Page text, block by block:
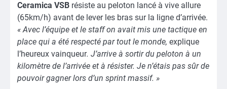
Ceramica VSB résiste au peloton lancé à vive allure
(65km/h) avant de lever les bras sur la ligne d’arrivée.
« Avec l’équipe et le staff on avait mis une tactique en
place qui a été respecté par tout le monde, explique
l’heureux vainqueur. J’arrive à sortir du peloton à un
kilomètre de l’arrivée et à résister. Je n’étais pas sûr de
pouvoir gagner lors d’un sprint massif. »